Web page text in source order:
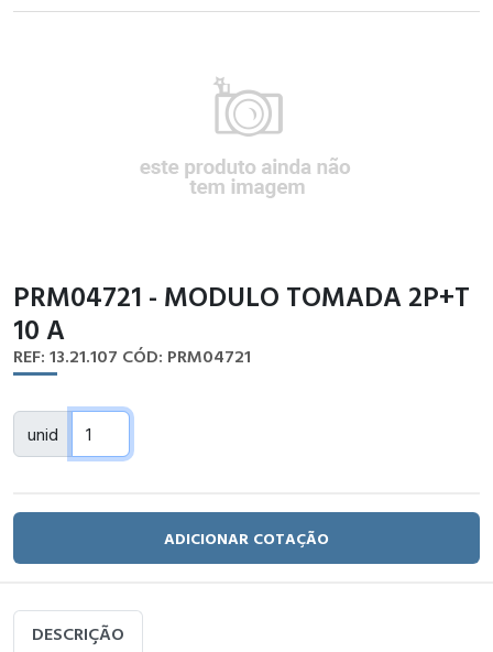
PRM04721 - MODULO TOMADA 2P+T
10 A
REF: 13.21.107 CÓD: PRM04721
unid
ADICIONAR COTAÇÃO
DESCRIÇÃO